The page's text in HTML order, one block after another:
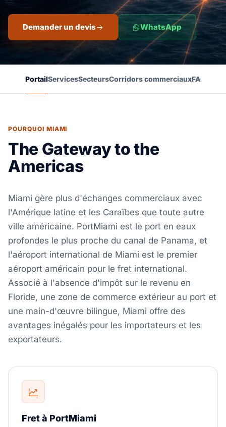
Demander un devis WhatsApp
PortailServicesSecteursCorridors commerciauxFAQ
POURQUOI MIAMI
The Gateway to the
Americas
Miami gère plus d'échanges commerciaux avec
l'Amérique latine et les Caraïbes que toute autre
ville américaine. PortMiami est le port en eaux
profondes le plus proche du canal de Panama, et
l'aéroport international de Miami est le premier
aéroport américain pour le fret international.
Associé à l'absence d'impôt sur le revenu en
Floride, une zone de commerce extérieur au port et
une main-d'œuvre bilingue, Miami offre des
avantages inégalés pour les importateurs et les
exportateurs.
Fret à PortMiami